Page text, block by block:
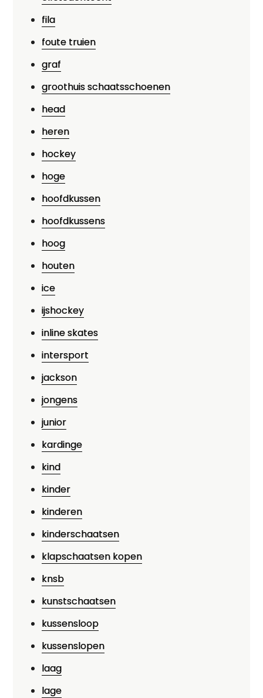
fila
foute truien
graf
groothuis schaatsschoenen
head
heren
hockey
hoge
hoofdkussen
hoofdkussens
hoog
houten
ice
ijshockey
inline skates
intersport
jackson
jongens
junior
kardinge
kind
kinder
kinderen
kinderschaatsen
klapschaatsen kopen
knsb
kunstschaatsen
kussensloop
kussenslopen
laag
lage